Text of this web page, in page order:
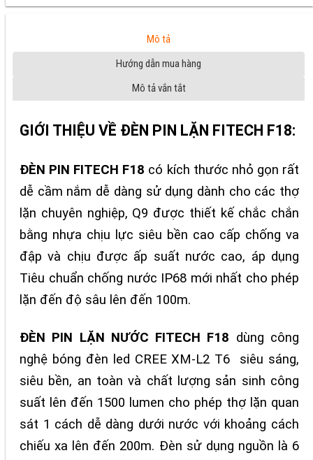
Mô tả
Hướng dẫn mua hàng
Mô tả vắn tắt
GIỚI THIỆU VỀ ĐÈN PIN LẶN FITECH F18:
ĐÈN PIN FITECH F18 có kích thước nhỏ gọn rất
dễ cầm nắm dễ dàng sử dụng dành cho các thợ
lặn chuyên nghiệp, Q9 được thiết kế chắc chắn
bằng nhựa chịu lực siêu bền cao cấp chống va
đập và chịu được ấp suất nước cao, áp dụng
Tiêu chuẩn chống nước IP68 mới nhất cho phép
lặn đến độ sâu lên đến 100m.
ĐÈN PIN LẶN NƯỚC FITECH F18 dùng công
nghệ bóng đèn led CREE XM-L2 T6 siêu sáng,
siêu bền, an toàn và chất lượng sản sinh công
suất lên đến 1500 lumen cho phép thợ lặn quan
sát 1 cách dễ dàng dưới nước với khoảng cách
chiếu xa lên đến 200m. Đèn sử dụng nguồn là 6